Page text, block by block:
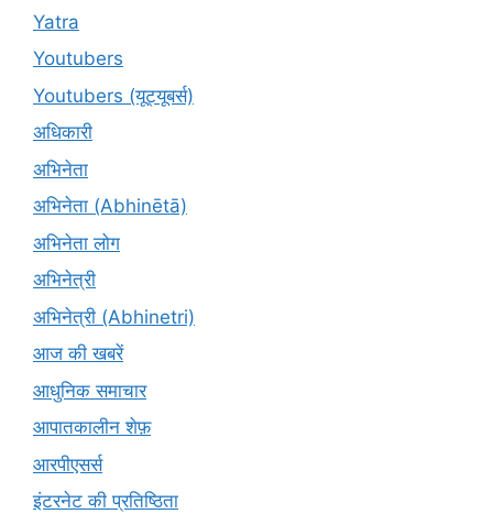
Yatra
Youtubers
Youtubers (यूट्यूबर्स)
अधिकारी
अभिनेता
अभिनेता (Abhinētā)
अभिनेता लोग
अभिनेत्री
अभिनेत्री (Abhinetri)
आज की खबरें
आधुनिक समाचार
आपातकालीन शेफ़
आरपीएसर्स
इंटरनेट की प्रतिष्ठिता